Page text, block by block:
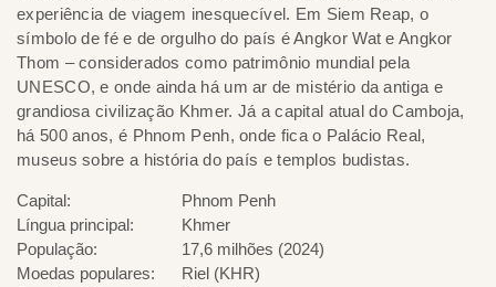
experiência de viagem inesquecível. Em Siem Reap, o
símbolo de fé e de orgulho do país é Angkor Wat e Angkor
Thom – considerados como patrimônio mundial pela
UNESCO, e onde ainda há um ar de mistério da antiga e
grandiosa civilização Khmer. Já a capital atual do Camboja,
há 500 anos, é Phnom Penh, onde fica o Palácio Real,
museus sobre a história do país e templos budistas.
Capital:
Phnom Penh
Língua principal:
Khmer
População:
17,6 milhões (2024)
Moedas populares:
Riel (KHR)